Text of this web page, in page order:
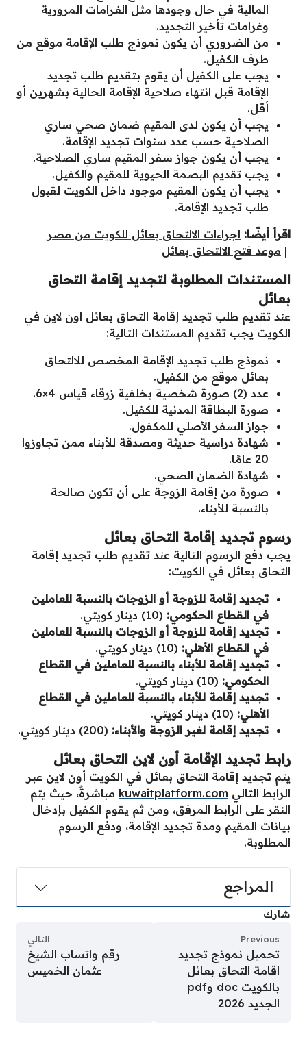
المالية في حال وجودها مثل الغرامات المرورية
وغرامات تأخير التجديد.
من الضروري أن يكون نموذج طلب الإقامة موقع من
طرف الكفيل.
يجب على الكفيل أن يقوم بتقديم طلب تجديد
الإقامة قبل انتهاء صلاحية الإقامة الحالية بشهرين أو
أقل.
يجب أن يكون لدى المقيم ضمان صحي ساري
الصلاحية حسب عدد سنوات تجديد الإقامة.
يجب أن يكون جواز سفر المقيم ساري الصلاحية.
يجب تقديم البصمة الحيوية للمقيم والكفيل.
يجب أن يكون المقيم موجود داخل الكويت لقبول
طلب تجديد الإقامة.
اقرأ أيضًا: اجراءات الالتحاق بعائل للكويت من مصر
| موعد فتح الالتحاق بعائل
المستندات المطلوبة لتجديد إقامة التحاق
بعائل
عند تقديم طلب تجديد إقامة التحاق بعائل اون لاين في
الكويت يجب تقديم المستندات التالية:
نموذج طلب تجديد الإقامة المخصص للالتحاق
بعائل موقع من الكفيل.
عدد (2) صورة شخصية بخلفية زرقاء قياس 4×6.
صورة البطاقة المدنية للكفيل.
جواز السفر الأصلي للمكفول.
شهادة دراسية حديثة ومصدقة للأبناء ممن تجاوزوا
20 عامًا.
شهادة الضمان الصحي.
صورة من إقامة الزوجة على أن تكون صالحة
بالنسبة للأبناء.
رسوم تجديد إقامة التحاق بعائل
يجب دفع الرسوم التالية عند تقديم طلب تجديد إقامة
التحاق بعائل في الكويت:
تجديد إقامة للزوجة أو الزوجات بالنسبة للعاملين
في القطاع الحكومي: (10) دينار كويتي.
تجديد إقامة للزوجة أو الزوجات بالنسبة للعاملين
في القطاع الأهلي: (10) دينار كويتي.
تجديد إقامة للأبناء بالنسبة للعاملين في القطاع
الحكومي: (10) دينار كويتي.
تجديد إقامة للأبناء بالنسبة للعاملين في القطاع
الأهلي: (10) دينار كويتي.
تجديد إقامة لغير الزوجة والأبناء: (200) دينار كويتي.
رابط تجديد الإقامة أون لاين التحاق بعائل
يتم تجديد إقامة التحاق بعائل في الكويت أون لاين عبر
الرابط التالي kuwaitplatform.com مباشرةً، حيث يتم
النقر على الرابط المرفق، ومن ثم يقوم الكفيل بإدخال
بيانات المقيم ومدة تجديد الإقامة، ودفع الرسوم
المطلوبة.
المراجع
شارك
Previous
تحميل نموذج تجديد
اقامة التحاق بعائل
بالكويت doc وpdf
الجديد 2026
التالي
رقم واتساب الشيخ
عثمان الخميس